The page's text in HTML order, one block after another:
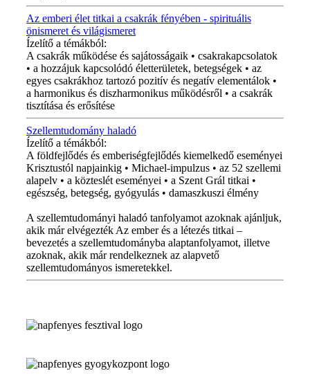
Az emberi élet titkai a csakrák fényében - spirituális
önismeret és világismeret
Ízelítő a témákból:
A csakrák működése és sajátosságaik • csakrakapcsolatok
• a hozzájuk kapcsolódó életterületek, betegségek • az
egyes csakrákhoz tartozó pozitív és negatív elementálok •
a harmonikus és diszharmonikus működésről • a csakrák
tisztítása és erősítése
Szellemtudomány haladó
Ízelítő a témákból:
A földfejlődés és emberiségfejlődés kiemelkedő eseményei
Krisztustól napjainkig • Michael-impulzus • az 52 szellemi
alapelv • a közteslét eseményei • a Szent Grál titkai •
egészség, betegség, gyógyulás • damaszkuszi élmény
A szellemtudományi haladó tanfolyamot azoknak ajánljuk,
akik már elvégezték Az ember és a létezés titkai –
bevezetés a szellemtudományba alaptanfolyamot, illetve
azoknak, akik már rendelkeznek az alapvető
szellemtudományos ismeretekkel.